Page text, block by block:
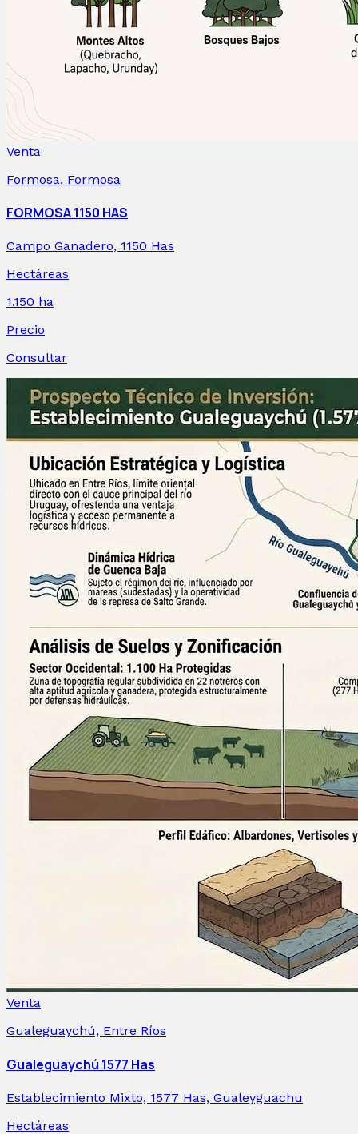
Venta
Formosa, Formosa
FORMOSA 1150 HAS
Campo Ganadero, 1150 Has
Hectáreas
1.150 ha
Precio
Consultar
Venta
Gualeguaychú, Entre Ríos
Gualeguaychú 1577 Has
Establecimiento Mixto, 1577 Has, Gualeyguachu
Hectáreas